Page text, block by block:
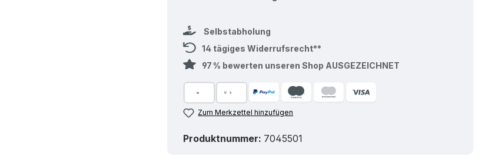
Selbstabholung
14 tägiges Widerrufsrecht**
97 % bewerten unseren Shop AUSGEZEICHNET
Zum Merkzettel hinzufügen
Produktnummer: 7045501